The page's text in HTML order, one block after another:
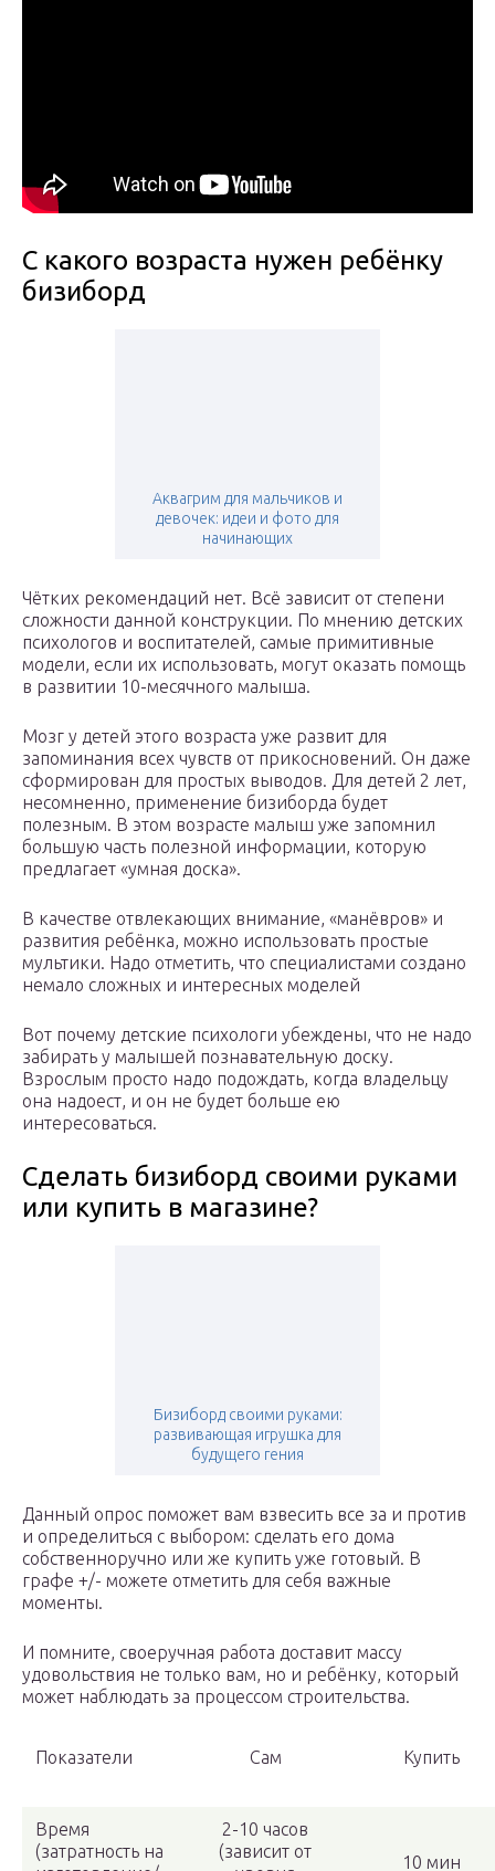
С какого возраста нужен ребёнку
бизиборд
Аквагрим для мальчиков и
девочек: идеи и фото для
начинающих
Чётких рекомендаций нет. Всё зависит от степени
сложности данной конструкции. По мнению детских
психологов и воспитателей, самые примитивные
модели, если их использовать, могут оказать помощь
в развитии 10-месячного малыша.
Мозг у детей этого возраста уже развит для
запоминания всех чувств от прикосновений. Он даже
сформирован для простых выводов. Для детей 2 лет,
несомненно, применение бизиборда будет
полезным. В этом возрасте малыш уже запомнил
большую часть полезной информации, которую
предлагает «умная доска».
В качестве отвлекающих внимание, «манёвров» и
развития ребёнка, можно использовать простые
мультики. Надо отметить, что специалистами создано
немало сложных и интересных моделей
Вот почему детские психологи убеждены, что не надо
забирать у малышей познавательную доску.
Взрослым просто надо подождать, когда владельцу
она надоест, и он не будет больше ею
интересоваться.
Сделать бизиборд своими руками
или купить в магазине?
Бизиборд своими руками:
развивающая игрушка для
будущего гения
Данный опрос поможет вам взвесить все за и против
и определиться с выбором: сделать его дома
собственноручно или же купить уже готовый. В
графе +/- можете отметить для себя важные
моменты.
И помните, своеручная работа доставит массу
удовольствия не только вам, но и ребёнку, который
может наблюдать за процессом строительства.
Показатели Сам Купить
Время
(затратность на
2-10 часов
(зависит от
10 мин